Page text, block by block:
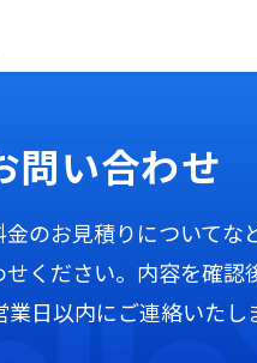
問い合わせ
のお見積りについてな
ください。 内容を確認
日以内にご連絡いたし